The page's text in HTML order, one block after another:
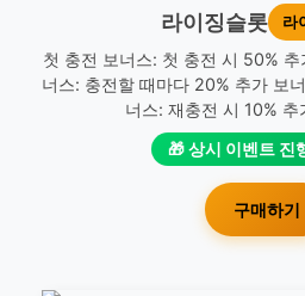
라이징슬롯 라
첫 충전 보너스: 첫 충전 시 50%
너스: 충전할 때마다 20% 추가 보
너스: 재충전 시 10% 추
🎁 상시 이벤트 진
구매하기